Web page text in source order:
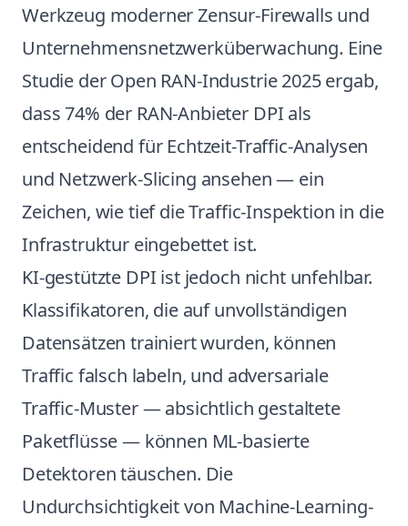
Werkzeug moderner Zensur-Firewalls und
Unternehmensnetzwerküberwachung. Eine
Studie der Open RAN-Industrie 2025 ergab,
dass 74% der RAN-Anbieter DPI als
entscheidend für Echtzeit-Traffic-Analysen
und Netzwerk-Slicing ansehen — ein
Zeichen, wie tief die Traffic-Inspektion in die
Infrastruktur eingebettet ist.
KI-gestützte DPI ist jedoch nicht unfehlbar.
Klassifikatoren, die auf unvollständigen
Datensätzen trainiert wurden, können
Traffic falsch labeln, und adversariale
Traffic-Muster — absichtlich gestaltete
Paketflüsse — können ML-basierte
Detektoren täuschen. Die
Undurchsichtigkeit von Machine-Learning-